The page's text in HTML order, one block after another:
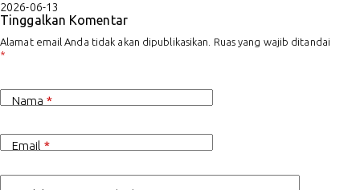
2026-06-13
Tinggalkan Komentar
Alamat email Anda tidak akan dipublikasikan.
Ruas yang wajib ditandai
*
Nama *
Email *